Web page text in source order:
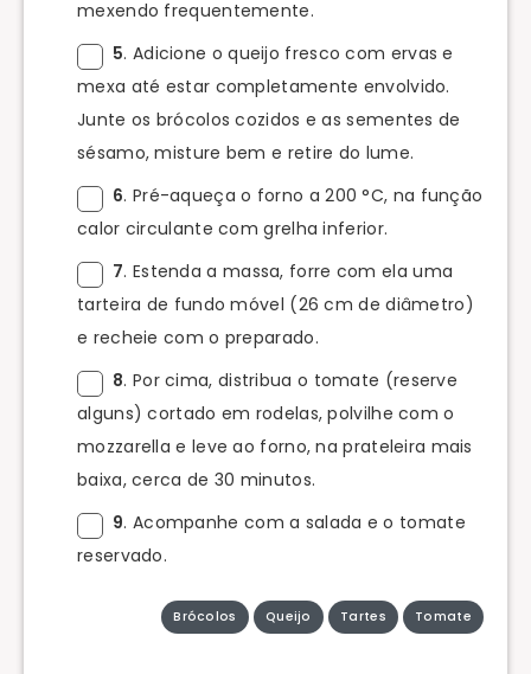
mexendo frequentemente.
5. Adicione o queijo fresco com ervas e
mexa até estar completamente envolvido.
Junte os brócolos cozidos e as sementes de
sésamo, misture bem e retire do lume.
6. Pré-aqueça o forno a 200 °C, na função
calor circulante com grelha inferior.
7. Estenda a massa, forre com ela uma
tarteira de fundo móvel (26 cm de diâmetro)
e recheie com o preparado.
8. Por cima, distribua o tomate (reserve
alguns) cortado em rodelas, polvilhe com o
mozzarella e leve ao forno, na prateleira mais
baixa, cerca de 30 minutos.
9. Acompanhe com a salada e o tomate
reservado.
Brócolos Queijo Tartes Tomate